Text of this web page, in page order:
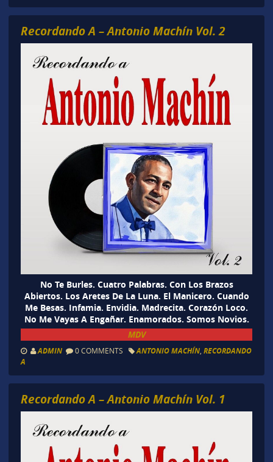
Recordando A – Antonio Machín Vol. 2
No Te Burles. Cuatro Palabras. Con Los Brazos
Abiertos. Los Aretes De La Luna. El Manicero. Cuando
Me Besas. Infamia. Envidia. Madrecita. Corazón Loco.
No Me Vayas A Engañar. Enamorados. Somos Novios.
MDV
ADMIN 0 COMMENTS ANTONIO MACHÍN, RECORDANDO
A
Recordando A – Antonio Machín Vol. 1